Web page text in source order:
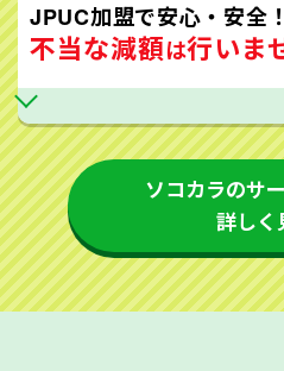
JPUC加盟で安心・安全！
不当な減額は行いま
ソコカラのサ
詳しく